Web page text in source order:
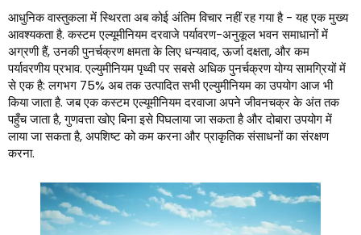
आधुनिक वास्तुकला में स्थिरता अब कोई अंतिम विचार नहीं रह गया है - यह एक मुख्य
आवश्यकता है. कस्टम एल्यूमीनियम दरवाजे पर्यावरण-अनुकूल भवन समाधानों में
अग्रणी हैं, उनकी पुनर्चक्रण क्षमता के लिए धन्यवाद, ऊर्जा दक्षता, और कम
पर्यावरणीय प्रभाव. एल्युमीनियम पृथ्वी पर सबसे अधिक पुनर्चक्रण योग्य सामग्रियों में
से एक है: लगभग 75% अब तक उत्पादित सभी एल्युमीनियम का उपयोग आज भी
किया जाता है. जब एक कस्टम एल्यूमीनियम दरवाजा अपने जीवनचक्र के अंत तक
पहुँच जाता है, गुणवत्ता खोए बिना इसे पिघलाया जा सकता है और दोबारा उपयोग में
लाया जा सकता है, अपशिष्ट को कम करना और प्राकृतिक संसाधनों का संरक्षण
करना.